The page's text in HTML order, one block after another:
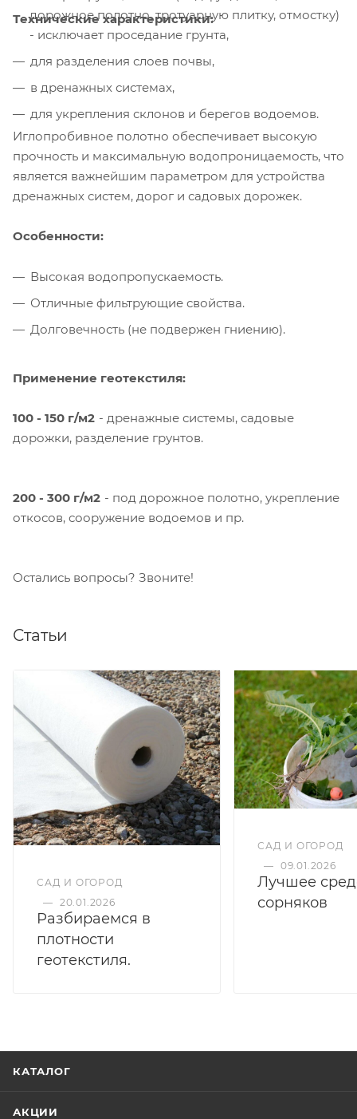
Технические характеристики:
дорожное полотно, тротуарную плитку, отмостку)
- исключает проседание грунта,
для разделения слоев почвы,
в дренажных системах,
для укрепления склонов и берегов водоемов.
Иглопробивное полотно обеспечивает высокую
прочность и максимальную водопроницаемость, что
является важнейшим параметром для устройства
дренажных систем, дорог и садовых дорожек.
Особенности:
Высокая водопропускаемость.
Отличные фильтрующие свойства.
Долговечность (не подвержен гниению).
Применение геотекстиля:
100 - 150 г/м2 - дренажные системы, садовые
дорожки, разделение грунтов.
200 - 300 г/м2 - под дорожное полотно, укрепление
откосов, сооружение водоемов и пр.
Остались вопросы? Звоните!
Статьи
САД И ОГОРОД
— 20.01.2026
Разбираемся в
плотности
геотекстиля.
САД И ОГОРОД
— 09.01.2026
Лучшее
сорняков
КАТАЛОГ
АКЦИИ